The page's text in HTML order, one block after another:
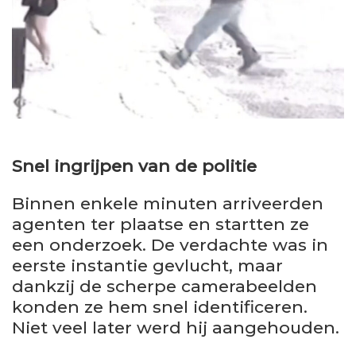
Snel ingrijpen van de politie
Binnen enkele minuten arriveerden
agenten ter plaatse en startten ze
een onderzoek. De verdachte was in
eerste instantie gevlucht, maar
dankzij de scherpe camerabeelden
konden ze hem snel identificeren.
Niet veel later werd hij aangehouden.